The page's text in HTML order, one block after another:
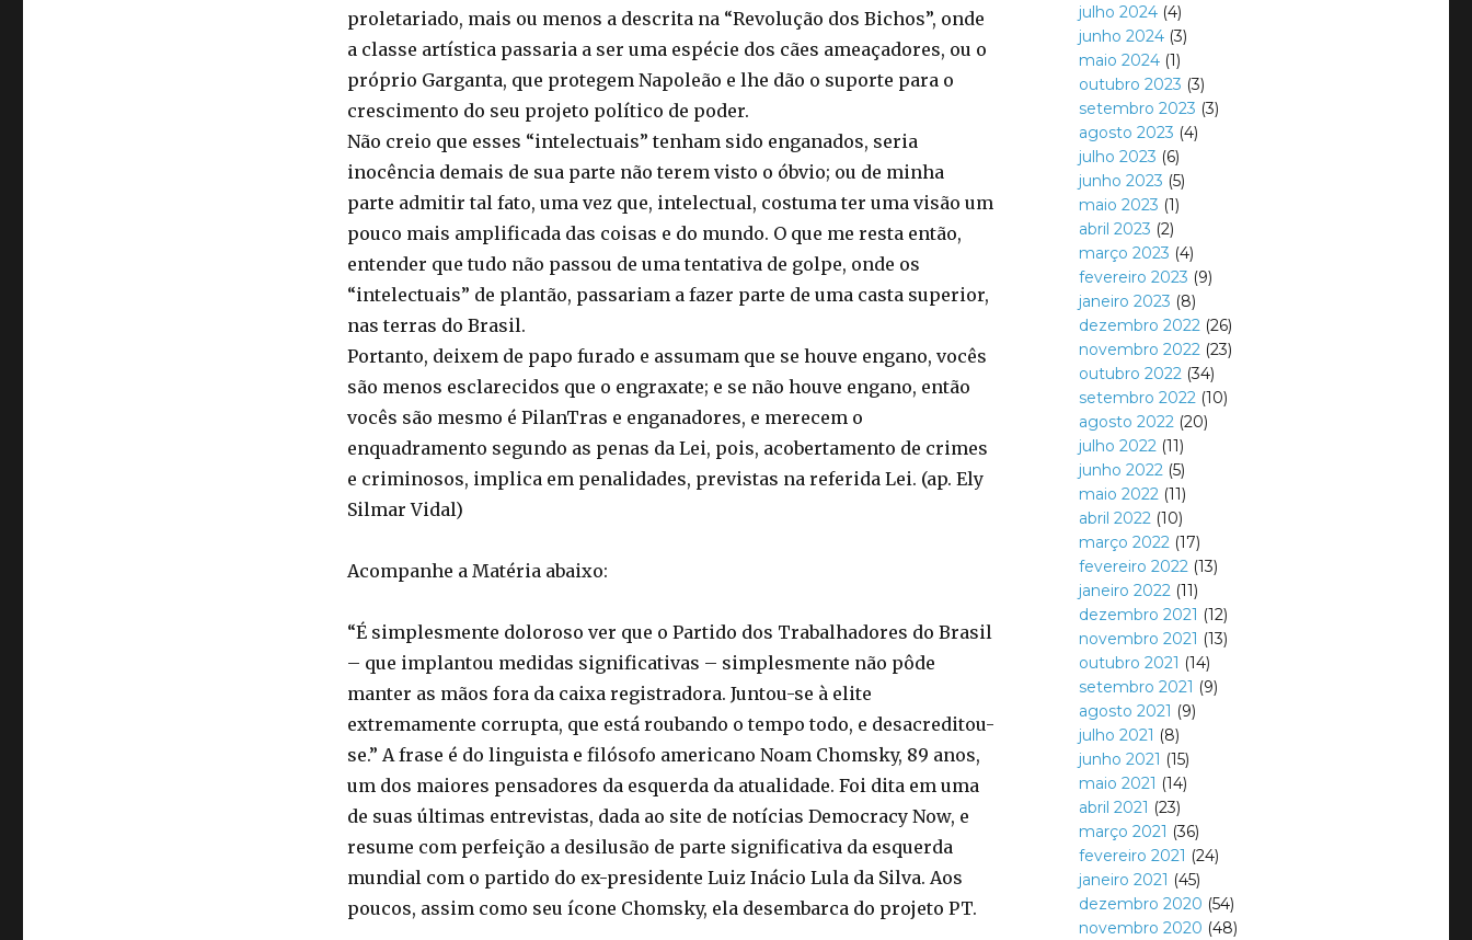
proletariado, mais ou menos a descrita na “Revolução dos Bichos”, onde
a classe artística passaria a ser uma espécie dos cães ameaçadores, ou o
próprio Garganta, que protegem Napoleão e lhe dão o suporte para o
crescimento do seu projeto político de poder.
Não creio que esses “intelectuais” tenham sido enganados, seria
inocência demais de sua parte não terem visto o óbvio; ou de minha
parte admitir tal fato, uma vez que, intelectual, costuma ter uma visão um
pouco mais amplificada das coisas e do mundo. O que me resta então,
entender que tudo não passou de uma tentativa de golpe, onde os
“intelectuais” de plantão, passariam a fazer parte de uma casta superior,
nas terras do Brasil.
Portanto, deixem de papo furado e assumam que se houve engano, vocês
são menos esclarecidos que o engraxate; e se não houve engano, então
vocês são mesmo é PilanTras e enganadores, e merecem o
enquadramento segundo as penas da Lei, pois, acobertamento de crimes
e criminosos, implica em penalidades, previstas na referida Lei. (ap. Ely
Silmar Vidal)
Acompanhe a Matéria abaixo:
“É simplesmente doloroso ver que o Partido dos Trabalhadores do Brasil
– que implantou medidas significativas – simplesmente não pôde
manter as mãos fora da caixa registradora. Juntou-se à elite
extremamente corrupta, que está roubando o tempo todo, e desacreditou-
se.” A frase é do linguista e filósofo americano Noam Chomsky, 89 anos,
um dos maiores pensadores da esquerda da atualidade. Foi dita em uma
de suas últimas entrevistas, dada ao site de notícias Democracy Now, e
resume com perfeição a desilusão de parte significativa da esquerda
mundial com o partido do ex-presidente Luiz Inácio Lula da Silva. Aos
poucos, assim como seu ícone Chomsky, ela desembarca do projeto PT.
julho 2024 (4)
junho 2024 (3)
maio 2024 (1)
outubro 2023 (3)
setembro 2023 (3)
agosto 2023 (4)
julho 2023 (6)
junho 2023 (5)
maio 2023 (1)
abril 2023 (2)
março 2023 (4)
fevereiro 2023 (9)
janeiro 2023 (8)
dezembro 2022 (26)
novembro 2022 (23)
outubro 2022 (34)
setembro 2022 (10)
agosto 2022 (20)
julho 2022 (11)
junho 2022 (5)
maio 2022 (11)
abril 2022 (10)
março 2022 (17)
fevereiro 2022 (13)
janeiro 2022 (11)
dezembro 2021 (12)
novembro 2021 (13)
outubro 2021 (14)
setembro 2021 (9)
agosto 2021 (9)
julho 2021 (8)
junho 2021 (15)
maio 2021 (14)
abril 2021 (23)
março 2021 (36)
fevereiro 2021 (24)
janeiro 2021 (45)
dezembro 2020 (54)
novembro 2020 (48)